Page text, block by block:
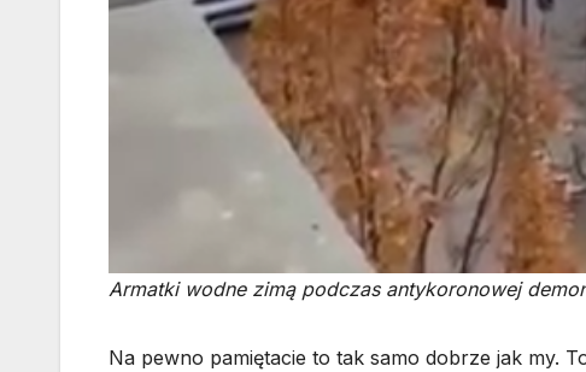
Armatki wodne zimą podczas antykoronowej
Na pewno pamiętacie to tak samo dobrze jak my.